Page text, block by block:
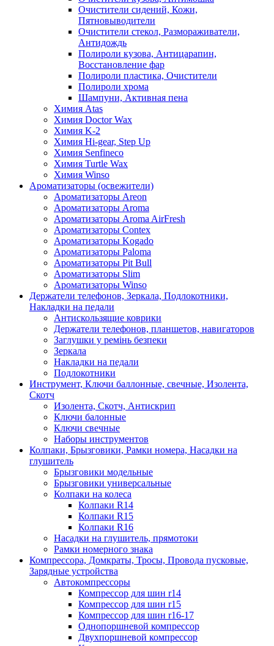
Очистители сидений, Кожи,
Пятновыводители
Очистители стекол, Размораживатели,
Антидождь
Полироли кузова, Антицарапин,
Восстановление фар
Полироли пластика, Очистители
Полироли хрома
Шампуни, Активная пена
Химия Atas
Химия Doctor Wax
Химия K-2
Химия Hi-gear, Step Up
Химия Senfineco
Химия Turtle Wax
Химия Winso
Ароматизаторы (освежители)
Ароматизаторы Areon
Ароматизаторы Aroma
Ароматизаторы Aroma AirFresh
Ароматизаторы Contex
Ароматизаторы Kogado
Ароматизаторы Paloma
Ароматизаторы Pit Bull
Ароматизаторы Slim
Ароматизаторы Winso
Держатели телефонов, Зеркала, Подлокотники,
Накладки на педали
Антискользящие коврики
Держатели телефонов, планшетов, навигаторов
Заглушки у ремінь безпеки
Зеркала
Накладки на педали
Подлокотники
Инструмент, Ключи баллонные, свечные, Изолента,
Скотч
Изолента, Скотч, Антискрип
Ключи балонные
Ключи свечные
Наборы инструментов
Колпаки, Брызговики, Рамки номера, Насадки на
глушитель
Брызговики модельные
Брызговики универсальные
Колпаки на колеса
Колпаки R14
Колпаки R15
Колпаки R16
Насадки на глушитель, прямотоки
Рамки номерного знака
Компрессора, Домкраты, Тросы, Провода пусковые,
Зарядные устройства
Автокомпрессоры
Компрессор для шин r14
Компрессор для шин r15
Компрессор для шин r16-17
Однопоршневой компрессор
Двухпоршневой компрессор